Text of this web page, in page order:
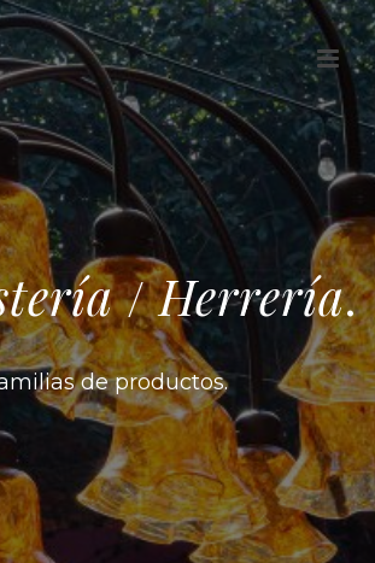
/Herrería.
de productos.